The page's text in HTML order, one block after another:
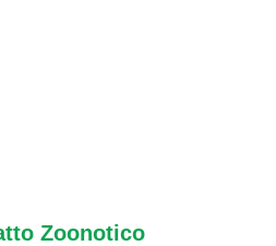
Zoonotico